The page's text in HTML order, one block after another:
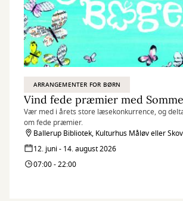
ARRANGEMENTER FOR BØRN
Vær med i årets store læsekonkurrence, og
om fede præmier.
Ballerup Bibliotek, Kulturhus Måløv eller
12. juni - 14. august 2026
07:00 - 22:00